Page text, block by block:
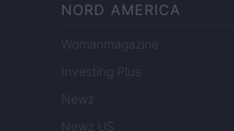
NORD AMERICA
Womanmagazine
Investing Plus
Newz
Newz US